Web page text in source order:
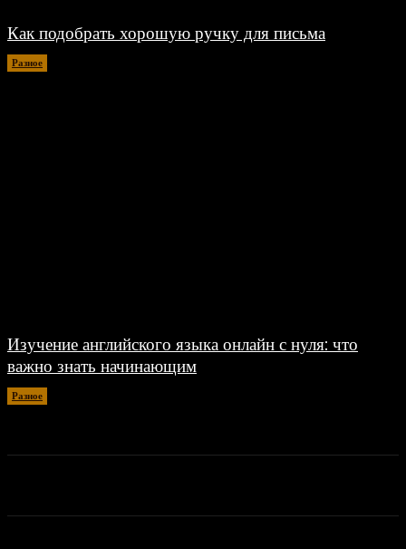
Как подобрать хорошую ручку для письма
Разное
Изучение английского языка онлайн с нуля: что
важно знать начинающим
Разное